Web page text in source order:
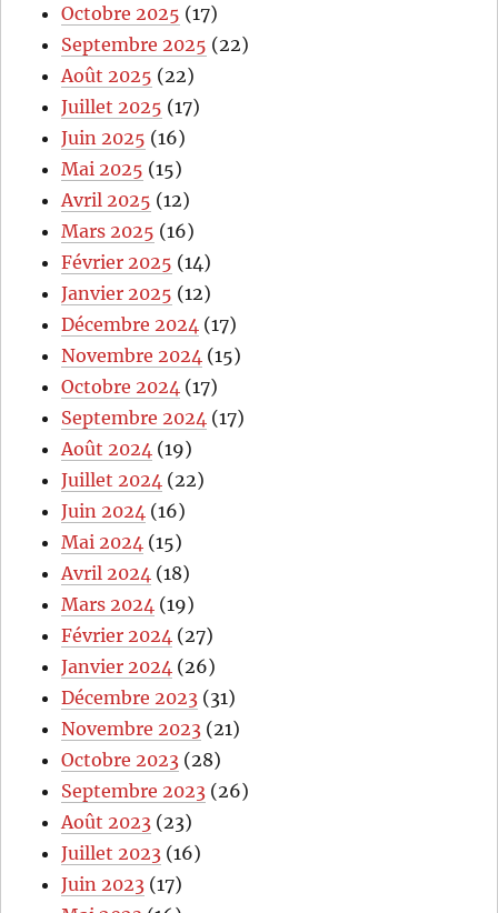
Octobre 2025 (17)
Septembre 2025 (22)
Août 2025 (22)
Juillet 2025 (17)
Juin 2025 (16)
Mai 2025 (15)
Avril 2025 (12)
Mars 2025 (16)
Février 2025 (14)
Janvier 2025 (12)
Décembre 2024 (17)
Novembre 2024 (15)
Octobre 2024 (17)
Septembre 2024 (17)
Août 2024 (19)
Juillet 2024 (22)
Juin 2024 (16)
Mai 2024 (15)
Avril 2024 (18)
Mars 2024 (19)
Février 2024 (27)
Janvier 2024 (26)
Décembre 2023 (31)
Novembre 2023 (21)
Octobre 2023 (28)
Septembre 2023 (26)
Août 2023 (23)
Juillet 2023 (16)
Juin 2023 (17)